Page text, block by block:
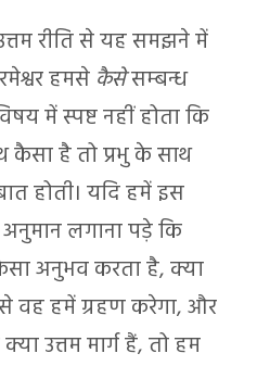
रीति से यह समझने में
हमसे कैसेसम्बन्ध
में स्पष्ट नहीं होता कि
कैसा है तो प्रभु के साथ
होती। यदि हमें इस
लगाना पड़े कि
अनुभव करता है, क्या
वह हमें ग्रहण करेगा, और
उत्तम मार्ग हैं, तो हम